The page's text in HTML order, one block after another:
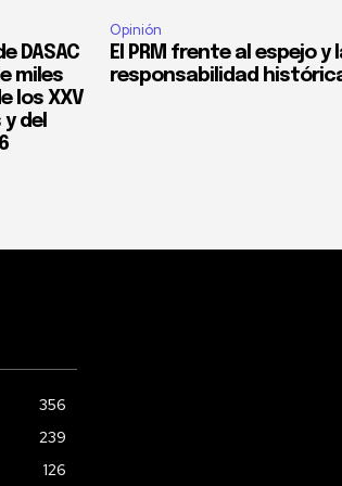
DASAC
miles
los XXV
del
Opinión
El PRM frente al espejo y
responsabilidad
356
239
126